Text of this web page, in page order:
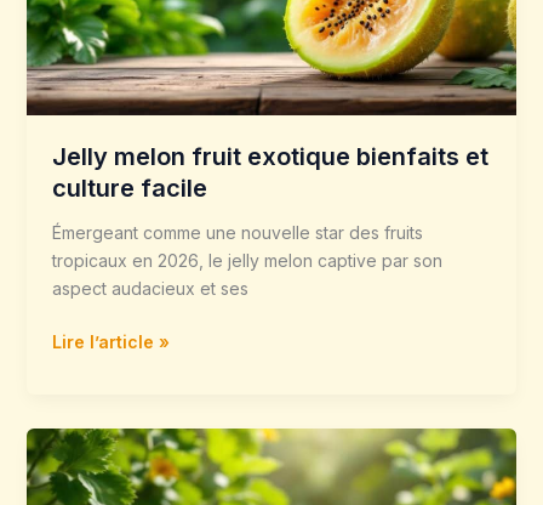
Jelly melon fruit exotique bienfaits et
culture facile
Émergeant comme une nouvelle star des fruits
tropicaux en 2026, le jelly melon captive par son
aspect audacieux et ses
culture
facile
Lire l’article »
Melon
honey
do